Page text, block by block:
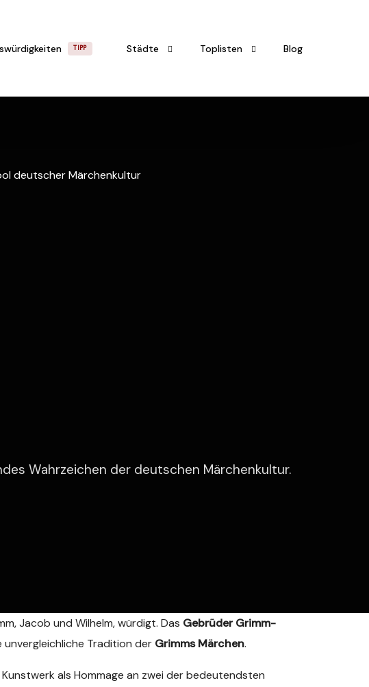
TIPP Städte Toplisten Blog
deutscher Märchenkultur
Wahrzeichen der deutschen Märchenkultur.
Jacob und Wilhelm, würdigt. Das Gebrüder Grimm-
Tradition der Grimms Märchen.
als Hommage an zwei der bedeutendsten